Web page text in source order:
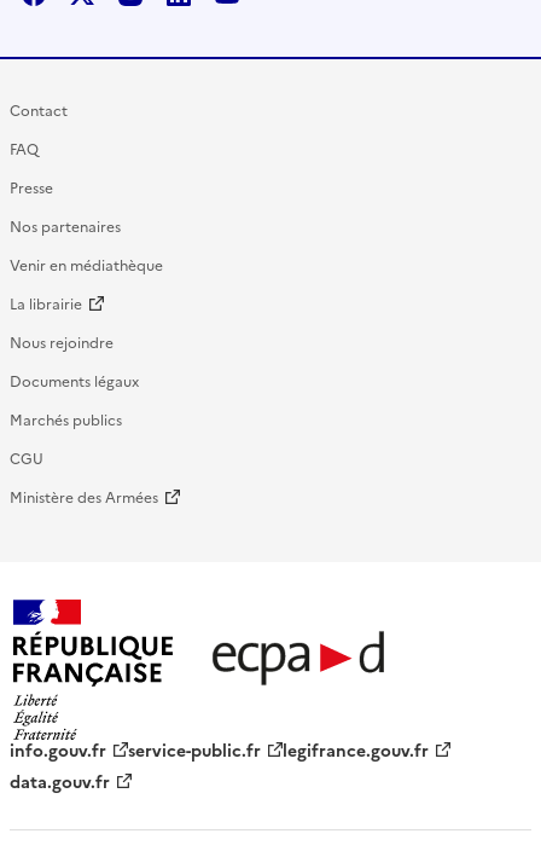
Contact
FAQ
Presse
Nos partenaires
Venir en médiathèque
La librairie
Nous rejoindre
Documents légaux
Marchés publics
CGU
Ministère des Armées
française - ECPAD
info.gouv.fr service-public.fr
legifrance.gouv.fr
data.gouv.fr